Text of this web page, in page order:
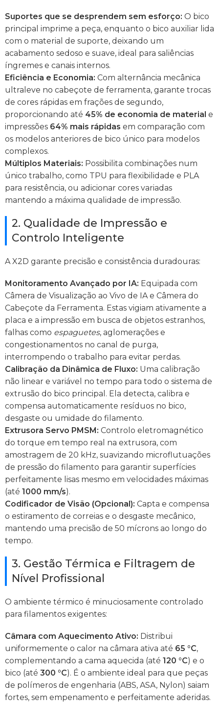
Suportes que se desprendem sem esforço: O bico
principal imprime a peça, enquanto o bico auxiliar lida
com o material de suporte, deixando um
acabamento sedoso e suave, ideal para saliências
íngremes e canais internos.
Eficiência e Economia: Com alternância mecânica
ultraleve no cabeçote de ferramenta, garante trocas
de cores rápidas em frações de segundo,
proporcionando até 45% de economia de material e
impressões 64% mais rápidas em comparação com
os modelos anteriores de bico único para modelos
complexos.
Múltiplos Materiais: Possibilita combinações num
único trabalho, como TPU para flexibilidade e PLA
para resistência, ou adicionar cores variadas
mantendo a máxima qualidade de impressão.
2. Qualidade de Impressão e
Controlo Inteligente
A X2D garante precisão e consistência duradouras:
Monitoramento Avançado por IA: Equipada com
Câmera de Visualização ao Vivo de IA e Câmera do
Cabeçote da Ferramenta. Estas vigiam ativamente a
placa e a impressão em busca de objetos estranhos,
falhas como espaguetes, aglomerações e
congestionamentos no canal de purga,
interrompendo o trabalho para evitar perdas.
Calibração da Dinâmica de Fluxo: Uma calibração
não linear e variável no tempo para todo o sistema de
extrusão do bico principal. Ela detecta, calibra e
compensa automaticamente resíduos no bico,
desgaste ou umidade do filamento.
Extrusora Servo PMSM: Controlo eletromagnético
do torque em tempo real na extrusora, com
amostragem de 20 kHz, suavizando microflutuações
de pressão do filamento para garantir superfícies
perfeitamente lisas mesmo em velocidades máximas
(até 1000 mm/s).
Codificador de Visão (Opcional): Capta e compensa
o estiramento de correias e o desgaste mecânico,
mantendo uma precisão de 50 mícrons ao longo do
tempo.
3. Gestão Térmica e Filtragem de
Nível Profissional
O ambiente térmico é minuciosamente controlado
para filamentos exigentes:
Câmara com Aquecimento Ativo: Distribui
uniformemente o calor na câmara ativa até 65 °C,
complementando a cama aquecida (até 120 °C) e o
bico (até 300 °C). É o ambiente ideal para que peças
de polímeros de engenharia (ABS, ASA, Nylon) saiam
fortes, sem empenamento e perfeitamente aderidas.